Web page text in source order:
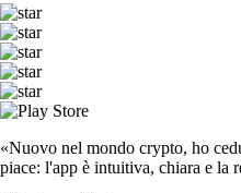
«Nuovo nel mondo crypto, ho
piace: l'app è intuitiva, chiara e la